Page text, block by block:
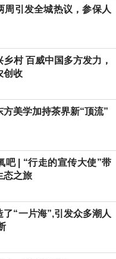
周引发全城热议，参保人
村 百威中国多方发力，
创收
美学加持茶界新“顶流”
吧 | “行走的宣传大使”带
态之旅
了“一片海”,引发众多潮人